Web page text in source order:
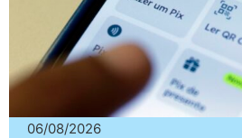
06/08/2026